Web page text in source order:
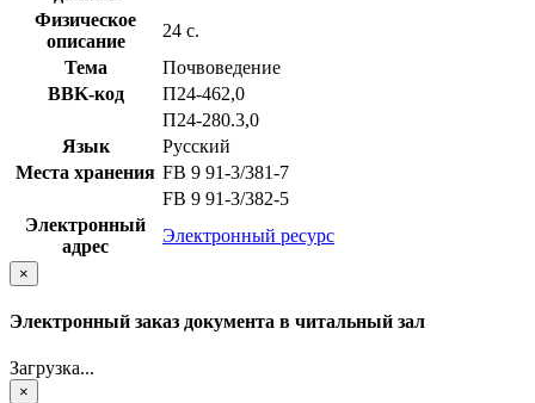
Физическое
описание
24 с.
Тема
Почвоведение
BBK-код
П24-462,0
П24-280.3,0
Язык
Русский
Места хранения FB 9 91-3/381-7
FB 9 91-3/382-5
Электронный
адрес
Электронный ресурс
×
Электронный заказ документа в читальный зал
Загрузка...
×